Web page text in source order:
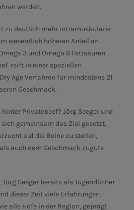
werden.
zu deutlich mehr intramuskulärer
wesentlich höheren Anteil an
3 und Omega 6 Fettsäuren.
reift in einer speziellen
Age Verfahren für mindestens 21
Geschmack.
Privatebeef? Jörg Seeger und
gemeinsam das Ziel gesetzt,
auf die Beine zu stellen,
auch dem Geschmack zugute
Seeger bereits als Jugendlicher
dieser Zeit viele Erfahrungen
alle Höfe in der Region, geprägt